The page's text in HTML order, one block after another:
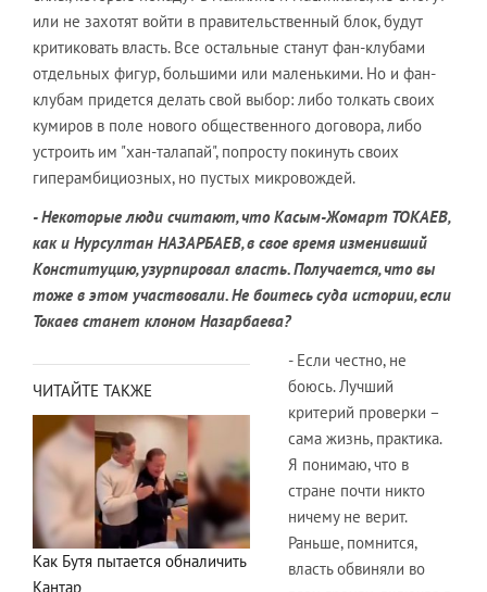
или не захотят войти в правительственный блок, будут
критиковать власть. Все остальные станут фан-клубами
отдельных фигур, большими или маленькими. Но и фан-
клубам придется делать свой выбор: либо толкать своих
кумиров в поле нового общественного договора, либо
устроить им "хан-талапай", попросту покинуть своих
гиперамбициозных, но пустых микровождей.
- Некоторые люди считают, что Касым-Жомарт ТОКАЕВ,
как и Нурсултан НАЗАРБАЕВ, в свое время изменивший
Конституцию, узурпировал власть. Получается, что вы
тоже в этом участвовали. Не боитесь суда истории, если
Токаев станет клоном Назарбаева?
ЧИТАЙТЕ ТАКЖЕ
Как Бутя пытается обналичить
Қаңтар
- Если честно, не
боюсь. Лучший
критерий проверки –
сама жизнь, практика.
Я понимаю, что в
стране почти никто
ничему не верит.
Раньше, помнится,
власть обвиняли во